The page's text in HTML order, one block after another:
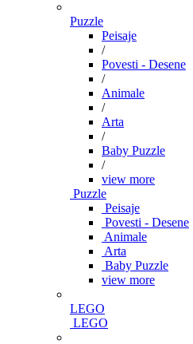
Puzzle
Peisaje
/
Povesti - Desene
/
Animale
/
Arta
/
Baby Puzzle
/
view more
Puzzle
Peisaje
Povesti - Desene
Animale
Arta
Baby Puzzle
view more
LEGO
LEGO